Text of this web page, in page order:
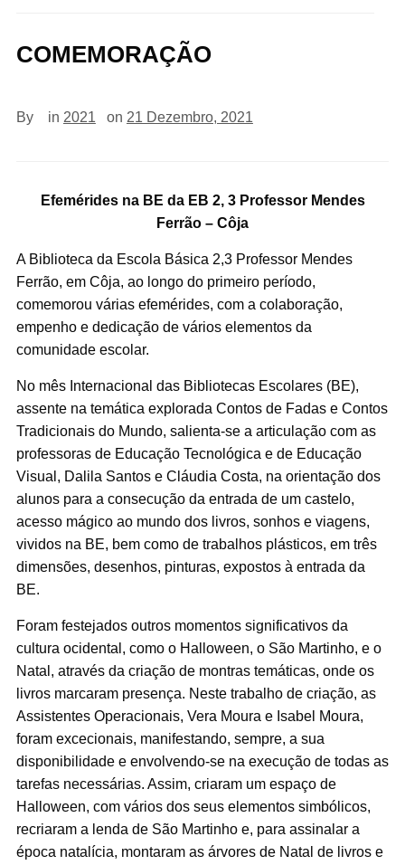
COMEMORAÇÃO
By in 2021 on 21 Dezembro, 2021
Efemérides na BE da EB 2, 3 Professor Mendes
Ferrão – Côja
A Biblioteca da Escola Básica 2,3 Professor Mendes
Ferrão, em Côja, ao longo do primeiro período,
comemorou várias efemérides, com a colaboração,
empenho e dedicação de vários elementos da
comunidade escolar.
No mês Internacional das Bibliotecas Escolares (BE),
assente na temática explorada Contos de Fadas e Contos
Tradicionais do Mundo, salienta-se a articulação com as
professoras de Educação Tecnológica e de Educação
Visual, Dalila Santos e Cláudia Costa, na orientação dos
alunos para a consecução da entrada de um castelo,
acesso mágico ao mundo dos livros, sonhos e viagens,
vividos na BE, bem como de trabalhos plásticos, em três
dimensões, desenhos, pinturas, expostos à entrada da
BE.
Foram festejados outros momentos significativos da
cultura ocidental, como o Halloween, o São Martinho, e o
Natal, através da criação de montras temáticas, onde os
livros marcaram presença. Neste trabalho de criação, as
Assistentes Operacionais, Vera Moura e Isabel Moura,
foram excecionais, manifestando, sempre, a sua
disponibilidade e envolvendo-se na execução de todas as
tarefas necessárias. Assim, criaram um espaço de
Halloween, com vários dos seus elementos simbólicos,
recriaram a lenda de São Martinho e, para assinalar a
época natalícia, montaram as árvores de Natal de livros e